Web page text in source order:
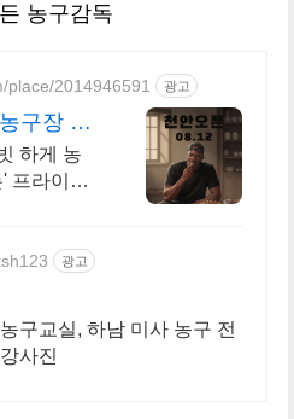
농구감독
place/2014946591 광고
구장 인
장
하게 농
프라이빗
광고
구교실, 하남 미사 농구 전
사진